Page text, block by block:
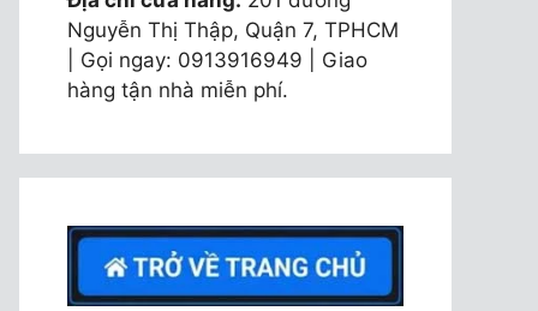
Nguyễn Thị Thập, Quận 7, TPHCM
| Gọi ngay: 0913916949 | Giao
hàng tận nhà miễn phí.